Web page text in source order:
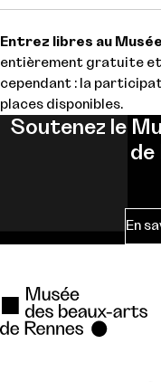
Entrez libres au
entièrement gratuite
cependant : la
places disponibles.
Soutenez le
de
En